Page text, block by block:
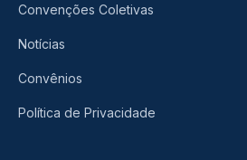
Convenções Coletivas
Notícias
Convênios
Política de Privacidade